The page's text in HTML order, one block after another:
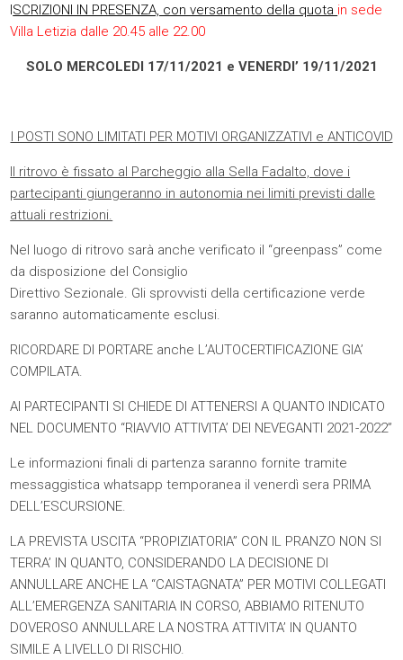
ISCRIZIONI IN PRESENZA, con versamento della quota in sede
Villa Letizia dalle 20.45 alle 22.00
SOLO MERCOLEDI 17/11/2021 e VENERDI’ 19/11/2021
I POSTI SONO LIMITATI PER MOTIVI ORGANIZZATIVI e ANTICOVID
Il ritrovo è fissato al Parcheggio alla Sella Fadalto, dove i
partecipanti giungeranno in autonomia nei limiti previsti dalle
attuali restrizioni.
Nel luogo di ritrovo sarà anche verificato il “greenpass” come
da disposizione del Consiglio
Direttivo Sezionale. Gli sprovvisti della certificazione verde
saranno automaticamente esclusi.
RICORDARE DI PORTARE anche L’AUTOCERTIFICAZIONE GIA’
COMPILATA.
AI PARTECIPANTI SI CHIEDE DI ATTENERSI A QUANTO INDICATO
NEL DOCUMENTO “RIAVVIO ATTIVITA’ DEI NEVEGANTI 2021-2022”
Le informazioni finali di partenza saranno fornite tramite
messaggistica whatsapp temporanea il venerdì sera PRIMA
DELL’ESCURSIONE.
LA PREVISTA USCITA “PROPIZIATORIA” CON IL PRANZO NON SI
TERRA’ IN QUANTO, CONSIDERANDO LA DECISIONE DI
ANNULLARE ANCHE LA “CAISTAGNATA” PER MOTIVI COLLEGATI
ALL’EMERGENZA SANITARIA IN CORSO, ABBIAMO RITENUTO
DOVEROSO ANNULLARE LA NOSTRA ATTIVITA’ IN QUANTO
SIMILE A LIVELLO DI RISCHIO.